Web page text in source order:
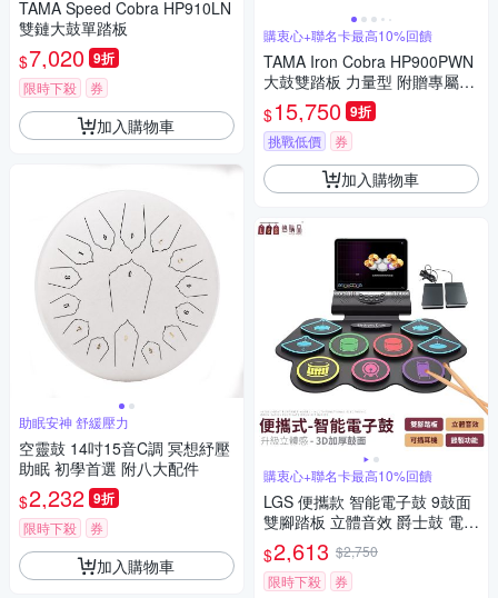
TAMA Speed Cobra HP910LN
雙鏈大鼓單踏板
$7,020 9折
限時下殺 券
加入購物車
助眠安神 舒緩壓力
空靈鼓 14吋15音C調 冥想紓壓
助眠 初學首選 附八大配件
$2,232 9折
限時下殺 券
加入購物車
購衷心+聯名卡最高10%回饋
TAMA Iron Cobra HP900PWN
大鼓雙踏板 力量型 附贈專屬收
納盒
$15,750 9折
挑戰低價 券
加入購物車
購衷心+聯名卡最高10%回饋
LGS 便攜款 智能電子鼓 9鼓面
雙腳踏板 立體音效 爵士鼓 電子
鼓 折疊鼓 電子爵士鼓 打擊鼓
架子鼓
$2,613 $2,750
限時下殺
券